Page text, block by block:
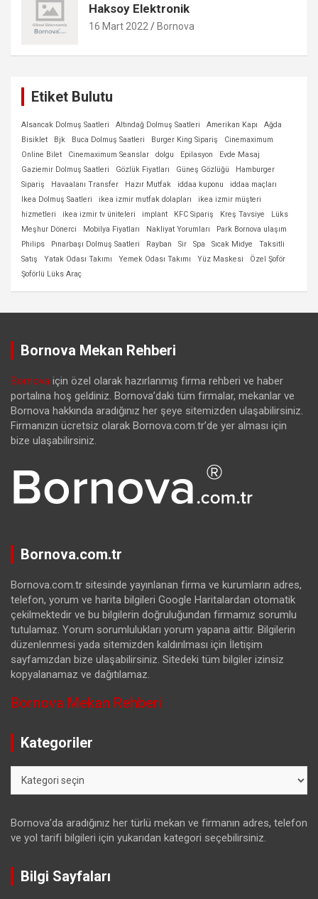
Haksoy Elektronik
16 Mart 2022 Bornova
Etiket Bulutu
Alsancak Dolmuş Saatleri Altındağ Dolmuş Saatleri Amerikan Kapı
Ağda
Bisiklet
Bjk Buca Dolmuş Saatleri Burger King Sipariş
Cinemaximum
Online Bilet
Cinemaximum Seanslar dolgu Epilasyon
Evde Masaj
Gaziemir Dolmuş Saatleri
Gözlük Fiyatları Güneş Gözlüğü
Hamburger
Sipariş
Havaalanı Transfer Hazır Mutfak iddaa kuponu
iddaa maçları
Ikea Dolmuş Saatleri
ikea izmir mutfak dolapları
ikea izmir müşteri
hizmetleri
ikea izmir tv üniteleri implant KFC Sipariş Kreş Tavsiye
Lüks
Meşhur Dönerci
Mobilya Fiyatları Nakliyat Yorumları
Park Bornova ulaşım
Philips
Pınarbaşı Dolmuş Saatleri Rayban Sir Spa Sıcak Midye
Taksitli
Satış
Yatak Odası Takımı Yemek Odası Takımı Yüz Maskesi
Özel Şoför
Şoförlü Lüks Araç
Bornova Mekan Rehberi
Bornova için özel olarak hazırlanmış firma rehberi ve haber
portalına hoş geldiniz. Bornova’daki tüm firmalar, mekanlar ve
Bornova hakkında aradığınız her şeye sitemizden ulaşabilirsiniz.
Firmanızın ücretsiz olarak Bornova.com.tr’de yer alması için
bize ulaşabilirsiniz.
Bornova.com.tr
Bornova.com.tr sitesinde yayınlanan firma ve kurumların adres,
telefon, yorum ve harita bilgileri Google Haritalardan otomatik
çekilmektedir ve bu bilgilerin doğruluğundan firmamız sorumlu
tutulamaz. Yorum sorumlulukları yorum yapana aittir. Bilgilerin
düzenlenmesi yada sitemizden kaldırılması için İletişim
sayfamızdan bize ulaşabilirsiniz. Sitedeki tüm bilgiler izinsiz
kopyalanamaz ve dağıtılamaz.
Bornova Mekan Rehberi
Kategoriler
Bornova’da aradığınız her türlü mekan ve firmanın adres, telefon
ve yol tarifi bilgileri için yukarıdan kategori seçebilirsiniz.
Bilgi Sayfaları